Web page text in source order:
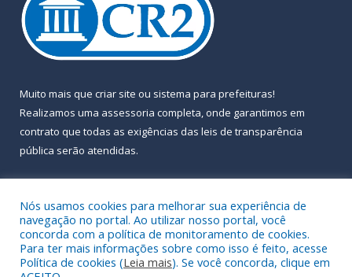
Muito mais que criar site ou sistema para prefeituras!
Realizamos uma assessoria completa, onde garantimos em
contrato que todas as exigências das leis de transparência
pública serão atendidas.
Todos os direitos reservados a Prefeitura Municipal de Almeirim.
Nós usamos cookies para melhorar sua experiência de
navegação no portal. Ao utilizar nosso portal, você
concorda com a política de monitoramento de cookies.
Para ter mais informações sobre como isso é feito, acesse
Política de cookies (Leia mais). Se você concorda, clique em